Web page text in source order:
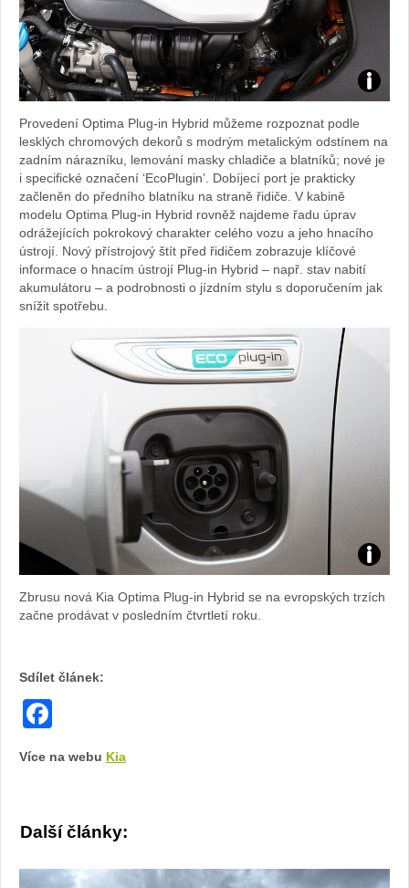
Zdroj:
Provedení Optima Plug-in Hybrid můžeme rozpoznat podle
lesklých chromových dekorů s modrým metalickým odstínem na
zadním nárazníku, lemování masky chladiče a blatníků; nové je
i specifické označení ‘EcoPlugin’. Dobíjecí port je prakticky
začleněn do předního blatníku na straně řidiče. V kabině
modelu Optima Plug-in Hybrid rovněž najdeme řadu úprav
odrážejících pokrokový charakter celého vozu a jeho hnacího
ústrojí. Nový přístrojový štít před řidičem zobrazuje klíčové
informace o hnacím ústrojí Plug-in Hybrid – např. stav nabití
akumulátoru – a podrobnosti o jízdním stylu s doporučením jak
snížit spotřebu.
Zdroj:
Zbrusu nová Kia Optima Plug-in Hybrid se na evropských trzích
začne prodávat v posledním čtvrtletí roku.
Sdílet článek:
Více na webu Kia
Další články: